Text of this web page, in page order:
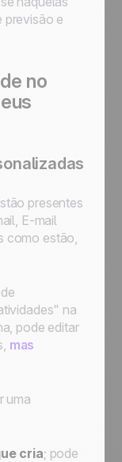
previsão e
no
presentes
E-mail
como estão,
na
pode editar
mas
uma
cria; pode